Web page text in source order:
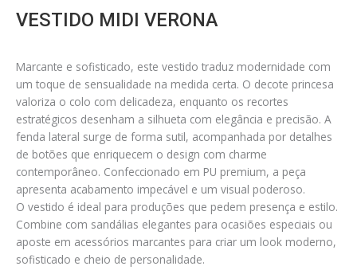
VESTIDO MIDI VERONA
Marcante e sofisticado, este vestido traduz modernidade com
um toque de sensualidade na medida certa. O decote princesa
valoriza o colo com delicadeza, enquanto os recortes
estratégicos desenham a silhueta com elegância e precisão. A
fenda lateral surge de forma sutil, acompanhada por detalhes
de botões que enriquecem o design com charme
contemporâneo. Confeccionado em PU premium, a peça
apresenta acabamento impecável e um visual poderoso.
O vestido é ideal para produções que pedem presença e estilo.
Combine com sandálias elegantes para ocasiões especiais ou
aposte em acessórios marcantes para criar um look moderno,
sofisticado e cheio de personalidade.